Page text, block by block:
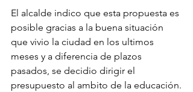
El alcalde indico que esta propuesta es
posible gracias a la buena situación
que vivio la ciudad en los ultimos
meses y a diferencia de plazos
pasados, se decidio dirigir el
presupuesto al ambito de la educación.